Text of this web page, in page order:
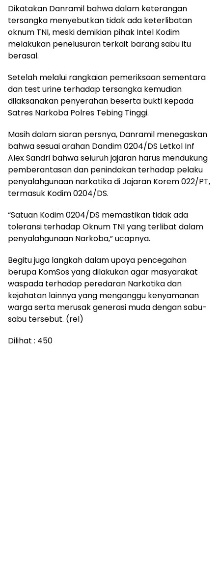
Dikatakan Danramil bahwa dalam keterangan
tersangka menyebutkan tidak ada keterlibatan
oknum TNI, meski demikian pihak Intel Kodim
melakukan penelusuran terkait barang sabu itu
berasal.
Setelah melalui rangkaian pemeriksaan sementara
dan test urine terhadap tersangka kemudian
dilaksanakan penyerahan beserta bukti kepada
Satres Narkoba Polres Tebing Tinggi.
Masih dalam siaran persnya, Danramil menegaskan
bahwa sesuai arahan Dandim 0204/DS Letkol Inf
Alex Sandri bahwa seluruh jajaran harus mendukung
pemberantasan dan penindakan terhadap pelaku
penyalahgunaan narkotika di Jajaran Korem 022/PT,
termasuk Kodim 0204/DS.
“Satuan Kodim 0204/DS memastikan tidak ada
toleransi terhadap Oknum TNI yang terlibat dalam
penyalahgunaan Narkoba,” ucapnya.
Begitu juga langkah dalam upaya pencegahan
berupa KomSos yang dilakukan agar masyarakat
waspada terhadap peredaran Narkotika dan
kejahatan lainnya yang menganggu kenyamanan
warga serta merusak generasi muda dengan sabu-
sabu tersebut. (rel)
Dilihat : 450